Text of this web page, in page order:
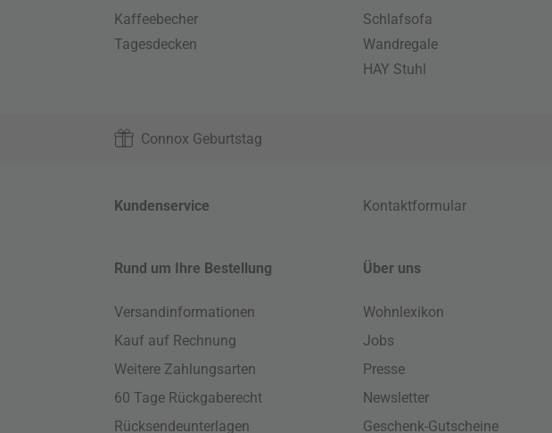
Kaffeebecher
Tagesdecken
Schlafsofa
Wandregale
HAY Stuhl
Connox Geburtstag
Kundenservice Kontaktformular
Rund um Ihre Bestellung
Versandinformationen
Kauf auf Rechnung
Weitere Zahlungsarten
60 Tage Rückgaberecht
Rücksendeunterlagen
Über uns
Wohnlexikon
Jobs
Presse
Newsletter
Geschenk-Gutscheine